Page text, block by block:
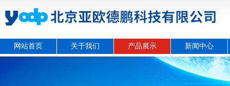
网站首页 关于我们 产品展示 新闻中心